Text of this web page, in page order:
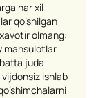
har xil
qo’shilgan
olmang:
mahsulotlar
juda
ishlab